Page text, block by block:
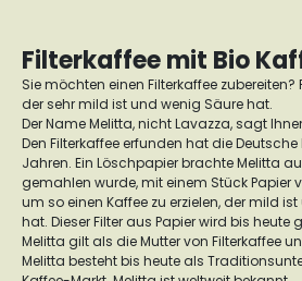
Filterkaffee mit Bio
Sie möchten einen Filterkaffee zubereiten?
der sehr mild ist und wenig Säure hat.
Der Name Melitta, nicht Lavazza, sagt
Den Filterkaffee erfunden hat die Deutsche
Jahren. Ein Löschpapier brachte Melitta
gemahlen wurde, mit einem Stück Papier
um so einen Kaffee zu erzielen, der mild
hat. Dieser Filter aus Papier wird bis heute
Melitta gilt als die Mutter von Filterkaffee
Melitta besteht bis heute als